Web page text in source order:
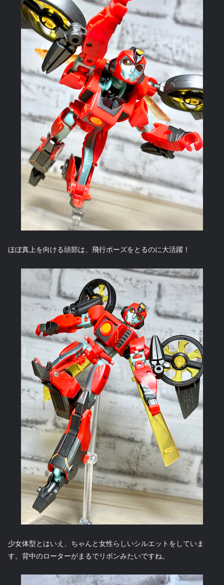
ほぼ真上を向ける頭部は、飛行ポーズをとるのに大活躍！
少女体型とはいえ、ちゃんと女性らしいシルエットをしていま
す。背中のローターがまるでリボンみたいですね。